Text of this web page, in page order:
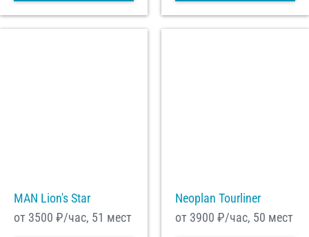
MAN Lion's Star
от 3500 ₽/час, 51 мест
Neoplan Tourliner
от 3900 ₽/час, 50 мест